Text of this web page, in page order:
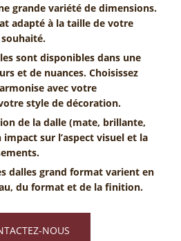
grande variété de dimensions.
adapté à la taille de votre
sont disponibles dans une
et de nuances. Choisissez
avec votre
style de décoration.
de la dalle (mate, brillante,
sur l’aspect visuel et la
dalles grand format varient en
du format et de la finition.
NOUS